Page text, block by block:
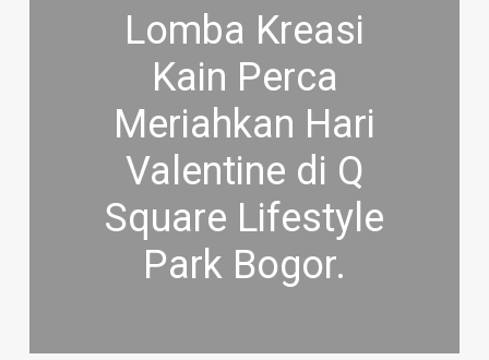
Lomba Kreasi
Kain Perca
Meriahkan Hari
Valentine di Q
Square Lifestyle
Park Bogor.